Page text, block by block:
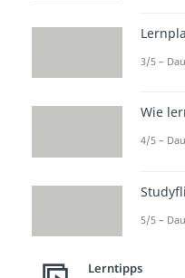
3/5 –
Wie
4/5 –
5/5 –
Lerntipps